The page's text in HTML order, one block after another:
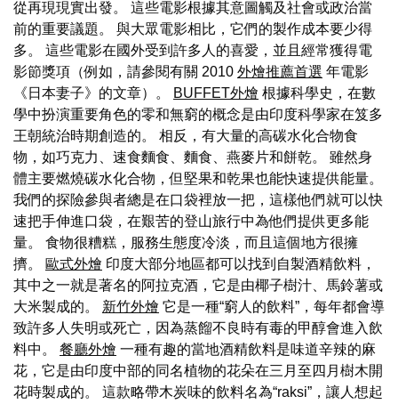
從再現現實出發。 這些電影根據其意圖觸及社會或政治當
前的重要議題。 與大眾電影相比，它們的製作成本要少得
多。 這些電影在國外受到許多人的喜愛，並且經常獲得電
影節獎項（例如，請參閱有關 2010 外燴推薦首選 年電影
《日本妻子》的文章）。
BUFFET外燴 根據科學史，在數
學中扮演重要角色的零和無窮的概念是由印度科學家在笈多
王朝統治時期創造的。 相反，有大量的高碳水化合物食
物，如巧克力、速食麵食、麵食、燕麥片和餅乾。 雖然身
體主要燃燒碳水化合物，但堅果和乾果也能快速提供能量。
我們的探險參與者總是在口袋裡放一把，這樣他們就可以快
速把手伸進口袋，在艱苦的登山旅行中為他們提供更多能
量。 食物很糟糕，服務生態度冷淡，而且這個地方很擁
擠。
歐式外燴 印度大部分地區都可以找到自製酒精飲料，
其中之一就是著名的阿拉克酒，它是由椰子樹汁、馬鈴薯或
大米製成的。 新竹外燴 它是一種“窮人的飲料”，每年都會導
致許多人失明或死亡，因為蒸餾不良時有毒的甲醇會進入飲
料中。 餐廳外燴 一種有趣的當地酒精飲料是味道辛辣的麻
花，它是由印度中部的同名植物的花朵在三月至四月樹木開
花時製成的。 這款略帶木炭味的飲料名為“raksi”，讓人想起